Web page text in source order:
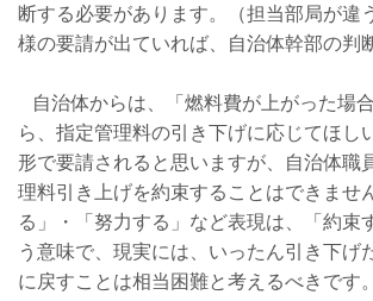
断する必要があります。（担当部局が違
様の要請が出ていれば、自治体幹部の判
自治体からは、「燃料費が上がった場
ら、指定管理料の引き下げに応じてほし
形で要請されると思いますが、自治体職
理料引き上げを約束することはできませ
る」・「努力する」など表現は、「約束
う意味で、現実には、いったん引き下げ
に戻すことは相当困難と考えるべきです。